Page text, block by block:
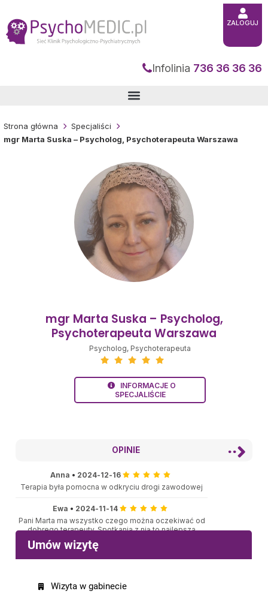
treści
Infolinia 736 36 36 36
ZALOGUJ
Strona główna
Specjaliści
mgr Marta Suska – Psycholog, Psychoterapeuta Warszawa
mgr Marta Suska – Psycholog,
Psychoterapeuta Warszawa
Psycholog, Psychoterapeuta
INFORMACJE O
SPECJALIŚCIE
OPINIE
Anna • 2024-12-16
Terapia była pomocna w odkryciu drogi zawodowej
Ewa • 2024-11-14
Pani Marta ma wszystko czego można oczekiwać od
dobrego terapeuty. Spotkania z nią to najlepsza
inwestycja w życie. Spokój, zaufanie, zrozumienie, a
przede wszystkim ogromna wiedza i doswiadczenie.